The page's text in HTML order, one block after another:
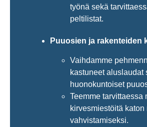
työnä sekä
peltilistat.
Puuosien ja rakenteiden
Vaihdamme
kastuneet aluslaudat
huonokuntoiset
Teemme tarvittaessa
kirvesmiestöitä katon
vahvistamiseksi.